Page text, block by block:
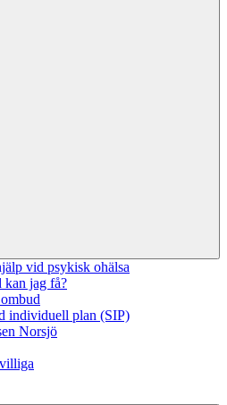
vid psykisk ohälsa
kan jag få?
individuell plan (SIP)
Norsjö